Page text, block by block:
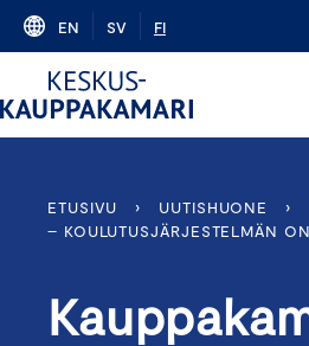
Skip
content
EN SV FI
ETUSIVU › UUTISHUONE ›
– KOULUTUSJÄRJESTELMÄN